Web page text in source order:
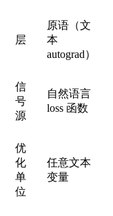
层
原语（文
本
autograd）
信
号
源
自然语言
loss 函数
优
化
单
位
任意文本
变量